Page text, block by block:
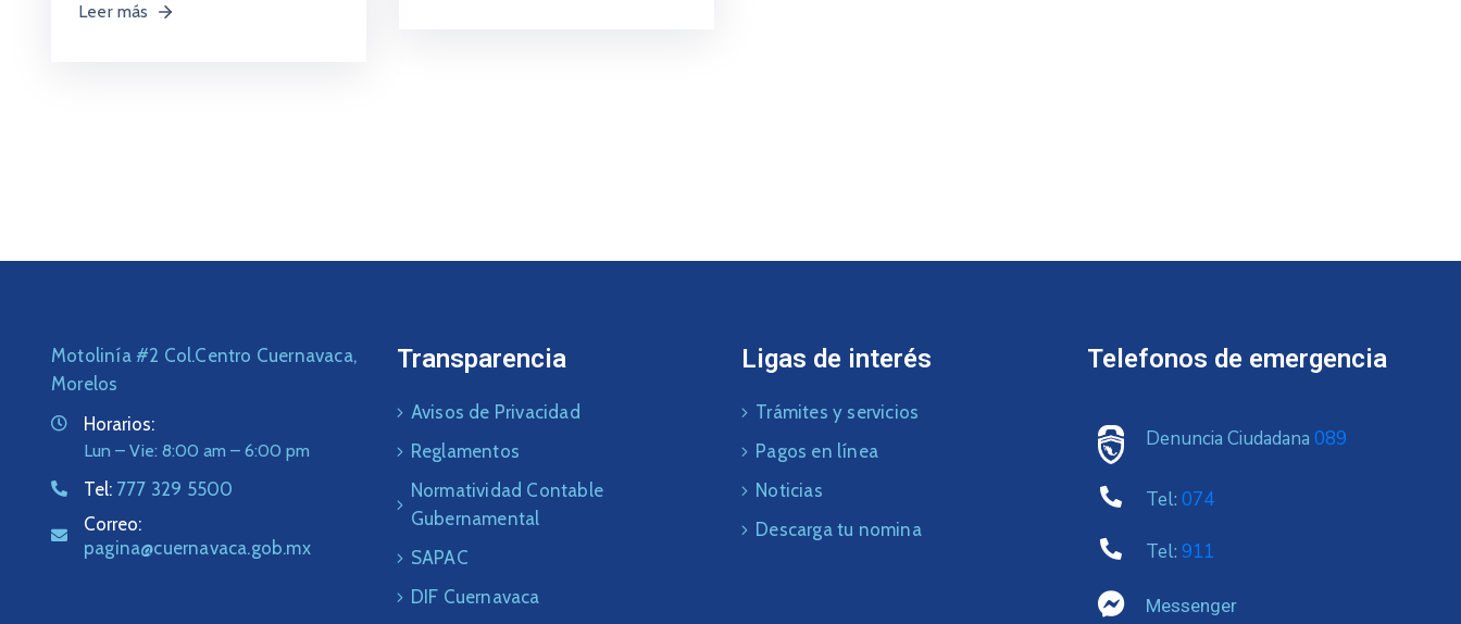
Leer más
Motolinía #2 Col.Centro Cuernavaca,
Morelos
Horarios:
Lun – Vie: 8:00 am – 6:00 pm
Tel: 777 329 5500
Correo:
pagina@cuernavaca.gob.mx
Transparencia
Avisos de Privacidad
Reglamentos
Normatividad Contable
Gubernamental
SAPAC
DIF Cuernavaca
Ligas de interés
Trámites y servicios
Pagos en línea
Noticias
Descarga tu nomina
Telefonos de emergencia
Denuncia Ciudadana 089
Tel: 074
Tel: 911
Messenger